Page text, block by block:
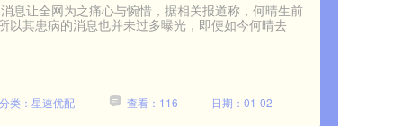
息让全网为之痛心与惋惜，据相关报道称，何晴生前
以其患病的消息也并未过多曝光，即便如今何晴去
类：星速优配 查看：116 日期：01-02